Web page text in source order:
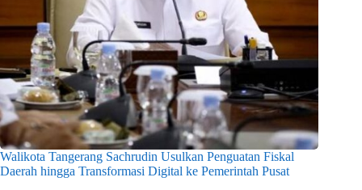
Walikota Tangerang Sachrudin Usulkan Penguatan Fiskal
Daerah hingga Transformasi Digital ke Pemerintah Pusat